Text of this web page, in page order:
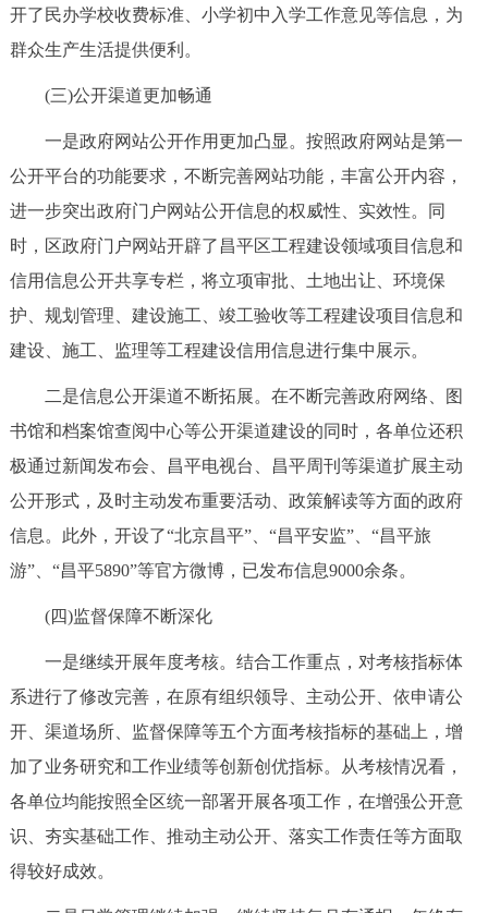
开了民办学校收费标准、小学初中入学工作意见等信息，为
群众生产生活提供便利。
(三)公开渠道更加畅通
一是政府网站公开作用更加凸显。按照政府网站是第一
公开平台的功能要求，不断完善网站功能，丰富公开内容，
进一步突出政府门户网站公开信息的权威性、实效性。同
时，区政府门户网站开辟了昌平区工程建设领域项目信息和
信用信息公开共享专栏，将立项审批、土地出让、环境保
护、规划管理、建设施工、竣工验收等工程建设项目信息和
建设、施工、监理等工程建设信用信息进行集中展示。
二是信息公开渠道不断拓展。在不断完善政府网络、图
书馆和档案馆查阅中心等公开渠道建设的同时，各单位还积
极通过新闻发布会、昌平电视台、昌平周刊等渠道扩展主动
公开形式，及时主动发布重要活动、政策解读等方面的政府
信息。此外，开设了“北京昌平”、“昌平安监”、“昌平旅
游”、“昌平5890”等官方微博，已发布信息9000余条。
(四)监督保障不断深化
一是继续开展年度考核。结合工作重点，对考核指标体
系进行了修改完善，在原有组织领导、主动公开、依申请公
开、渠道场所、监督保障等五个方面考核指标的基础上，增
加了业务研究和工作业绩等创新创优指标。从考核情况看，
各单位均能按照全区统一部署开展各项工作，在增强公开意
识、夯实基础工作、推动主动公开、落实工作责任等方面取
得较好成效。